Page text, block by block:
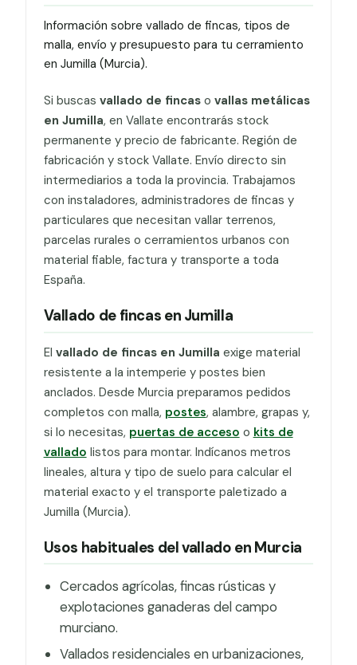
Información sobre vallado de fincas, tipos de
malla, envío y presupuesto para tu cerramiento
en Jumilla (Murcia).
Si buscas vallado de fincaso vallas metálicas
en Jumilla, en Vallate encontrarás stock
permanente y precio de fabricante. Región de
fabricación y stock Vallate. Envío directo sin
intermediarios a toda la provincia. Trabajamos
con instaladores, administradores de fincas y
particulares que necesitan vallar terrenos,
parcelas rurales o cerramientos urbanos con
material fiable, factura y transporte a toda
España.
Vallado de fincas en Jumilla
El vallado de fincas en Jumilla exige material
resistente a la intemperie y postes bien
anclados. Desde Murcia preparamos pedidos
completos con malla, postes, alambre, grapas y,
si lo necesitas, puertas de acceso o kits de
vallado listos para montar. Indícanos metros
lineales, altura y tipo de suelo para calcular el
material exacto y el transporte paletizado a
Jumilla (Murcia).
Usos habituales del vallado en Murcia
Cercados agrícolas, fincas rústicas y
explotaciones ganaderas del campo
murciano.
Vallados residenciales en urbanizaciones,